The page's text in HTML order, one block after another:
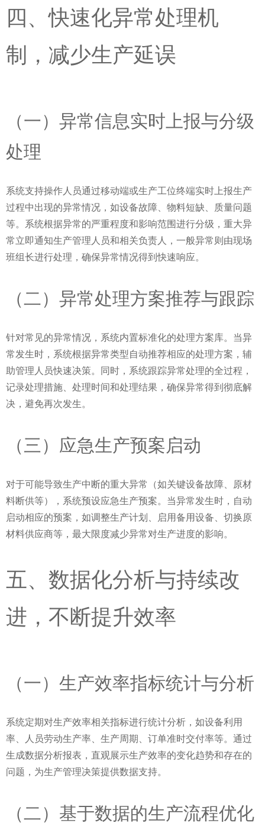
四、快速化异常处理机
制，减少生产延误
（一）异常信息实时上报与分级
处理
系统支持操作人员通过移动端或生产工位终端实时上报生产
过程中出现的异常情况，如设备故障、物料短缺、质量问题
等。系统根据异常的严重程度和影响范围进行分级，重大异
常立即通知生产管理人员和相关负责人，一般异常则由现场
班组长进行处理，确保异常情况得到快速响应。
（二）异常处理方案推荐与跟踪
针对常见的异常情况，系统内置标准化的处理方案库。当异
常发生时，系统根据异常类型自动推荐相应的处理方案，辅
助管理人员快速决策。同时，系统跟踪异常处理的全过程，
记录处理措施、处理时间和处理结果，确保异常得到彻底解
决，避免再次发生。
（三）应急生产预案启动
对于可能导致生产中断的重大异常（如关键设备故障、原材
料断供等），系统预设应急生产预案。当异常发生时，自动
启动相应的预案，如调整生产计划、启用备用设备、切换原
材料供应商等，最大限度减少异常对生产进度的影响。
五、数据化分析与持续改
进，不断提升效率
（一）生产效率指标统计与分析
系统定期对生产效率相关指标进行统计分析，如设备利用
率、人员劳动生产率、生产周期、订单准时交付率等。通过
生成数据分析报表，直观展示生产效率的变化趋势和存在的
问题，为生产管理决策提供数据支持。
（二）基于数据的生产流程优化